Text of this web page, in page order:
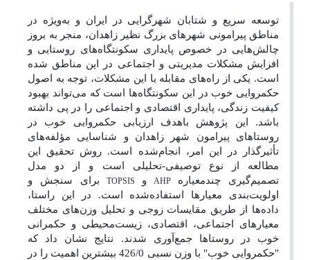
توسعه سریع و شتابان شهرگرایی در ایران و به‌ویژه در
مناطق پیرامونی شهرهای بزرگ نظیر زاهدان، منجر به بروز
چالش‌هایی در خصوص پایداری سکونتگاه‌های روستایی و
افزایش مشکلات مدیریتی و اجتماعی در این مناطق شده
است. یکی از راه‌های مقابله با این مشکلات، توجه به اصول
حکمروایی خوب در این سکونتگاه‌ها است که می‌تواند بهبود
کیفیت زندگی، پایداری اقتصادی و اجتماعی را در پی داشته
باشد. این پژوهش باهدف ارزیابی حکمروایی خوب در
روستاهای پیرامون شهر زاهدان و شناسایی مؤلفه‌های
تأثیرگذار در این امر، انجام‌شده است. روش تحقیق این
مطالعه از نوع توصیفی-تحلیلی است و از دو مدل
تصمیم‌گیری چندمعیاره
TOPSIS و AHP
برای سنجش و
اولویت‌بندی معیارها استفاده‌شده است. در این راستا،
داده‌ها از طریق مقایسات زوجی و تحلیل وزن‌های مختلف
معیارهای اجتماعی، اقتصادی، زیست‌محیطی و حکمرانی
خوب در روستاها جمع‌آوری شدند. نتایج نشان داد که
"حکمروایی خوب" با وزن نسبی 426/0 بیشترین اهمیت را در